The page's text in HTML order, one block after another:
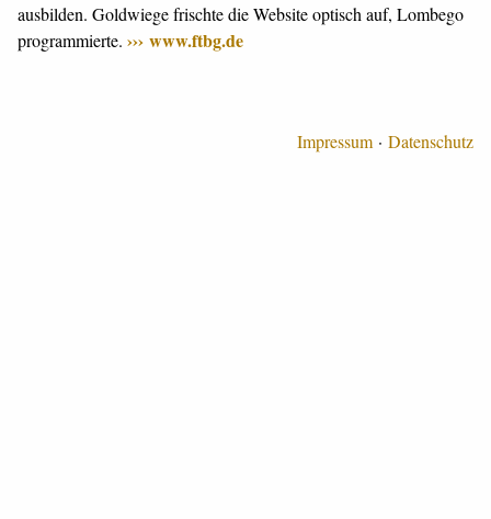
ausbilden. Goldwiege frischte die Website optisch auf, Lombego
programmierte.
www.ftbg.de
Impressum Datenschutz